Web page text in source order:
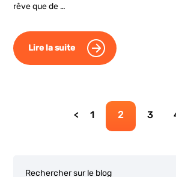
rêve que de …
Lire la suite
Page
1 Page
2 3